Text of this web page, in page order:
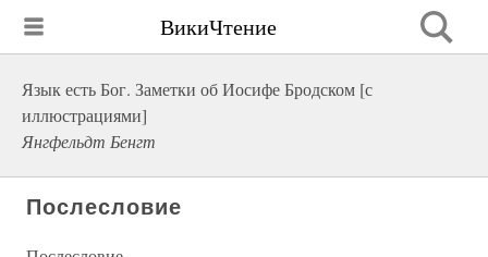
ВикиЧтение
Язык есть Бог. Заметки об Иосифе Бродском [с
иллюстрациями]
Янгфельдт Бенгт
Послесловие